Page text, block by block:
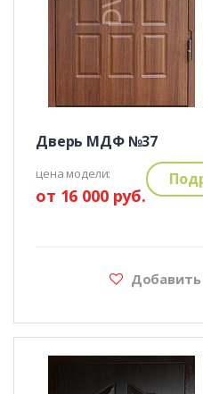
Дверь МДФ №37
цена модели:
от 16 000 руб.
Добавить